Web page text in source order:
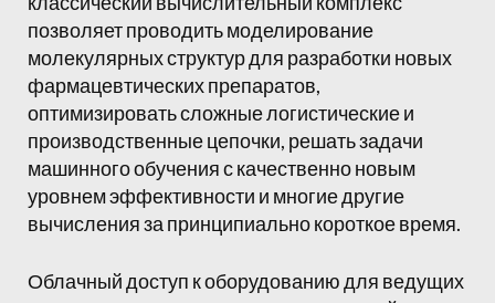
позволяет проводить моделирование
молекулярных структур для разработки новых
фармацевтических препаратов,
оптимизировать сложные логистические и
производственные цепочки, решать задачи
машинного обучения с качественно новым
уровнем эффективности и многие другие
вычисления за принципиально короткое время.
Облачный доступ к оборудованию для ведущих